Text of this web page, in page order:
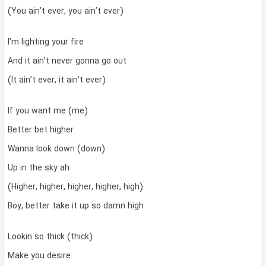
(You ain’t ever, you ain’t ever)
I’m lighting your fire
And it ain’t never gonna go out
(It ain’t ever, it ain’t ever)
If you want me (me)
Better bet higher
Wanna look down (down)
Up in the sky ah
(Higher, higher, higher, higher, high)
Boy, better take it up so damn high
Lookin so thick (thick)
Make you desire